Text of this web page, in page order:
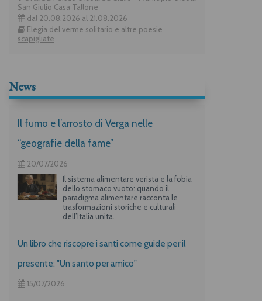
San Giulio Casa Tallone
dal 20.08.2026 al 21.08.2026
Elegia del verme solitario e altre poesie
scapigliate
News
Il fumo e l’arrosto di Verga nelle
“geografie della fame”
20/07/2026
Il sistema alimentare verista e la fobia
dello stomaco vuoto: quando il
paradigma alimentare racconta le
trasformazioni storiche e culturali
dell’Italia unita.
Un libro che riscopre i santi come guide per il
presente: "Un santo per amico"
15/07/2026